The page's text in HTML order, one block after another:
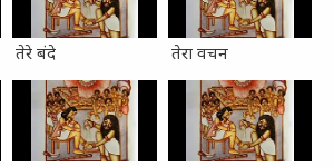
तेरे बंदे तेरा वचन